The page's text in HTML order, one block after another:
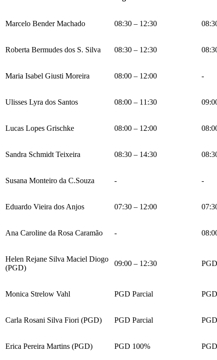
Marcelo Bender Machado 08:30 – 12:30
Roberta Bermudes dos S. Silva 08:30 – 12:30
Maria Isabel Giusti Moreira 08:00 – 12:00 -
Ulisses Lyra dos Santos 08:00 – 11:30
Lucas Lopes Grischke 08:00 – 12:00
Sandra Schmidt Teixeira 08:30 – 14:30
Susana Monteiro da C.Souza - -
Eduardo Vieira dos Anjos 07:30 – 12:00
Ana Caroline da Rosa Caramão -
Helen Rejane Silva Maciel Diogo
(PGD)
09:00 – 12:30
Monica Strelow Vahl PGD Parcial
Carla Rosani Silva Fiori (PGD) PGD Parcial
Erica Pereira Martins (PGD) PGD 100%